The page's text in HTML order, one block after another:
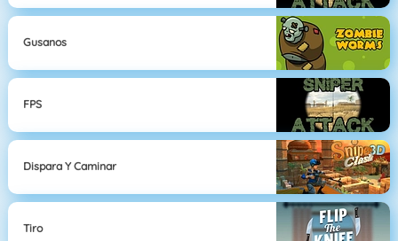
Gusanos
FPS
Dispara Y Caminar
Tiro